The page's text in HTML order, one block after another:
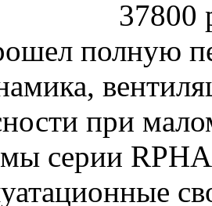
37800
полную
при
серии